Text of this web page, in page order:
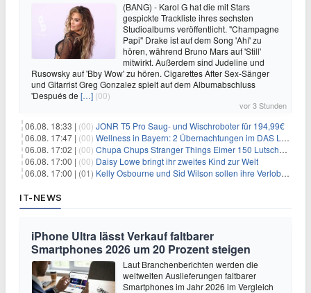
(BANG) - Karol G hat die mit Stars
gespickte Trackliste ihres sechsten
Studioalbums veröffentlicht. "Champagne
Papi" Drake ist auf dem Song 'Ahí' zu
hören, während Bruno Mars auf 'Still'
mitwirkt. Außerdem sind Judeline und
Rusowsky auf 'Bby Wow' zu hören. Cigarettes After Sex-Sänger
und Gitarrist Greg Gonzalez spielt auf dem Albumabschluss
'Después de […] (00)
vor 3 Stunden
06.08. 18:33 | (00) JONR T5 Pro Saug- und Wischroboter für 194,99€
06.08. 17:47 | (00) Wellness in Bayern: 2 Übernachtungen im DAS LUDWIG Sports Resort inkl. HP + Wellness ab 174€ p.P.
06.08. 17:02 | (00) Chupa Chups Stranger Things Eimer 150 Lutscher für 21,95€
06.08. 17:00 | (00) Daisy Lowe bringt ihr zweites Kind zur Welt
06.08. 17:00 | (01) Kelly Osbourne und Sid Wilson sollen ihre Verlobung gelöst haben
IT-NEWS
iPhone Ultra lässt Verkauf faltbarer
Smartphones 2026 um 20 Prozent steigen
Laut Branchenberichten werden die
weltweiten Auslieferungen faltbarer
Smartphones im Jahr 2026 im Vergleich